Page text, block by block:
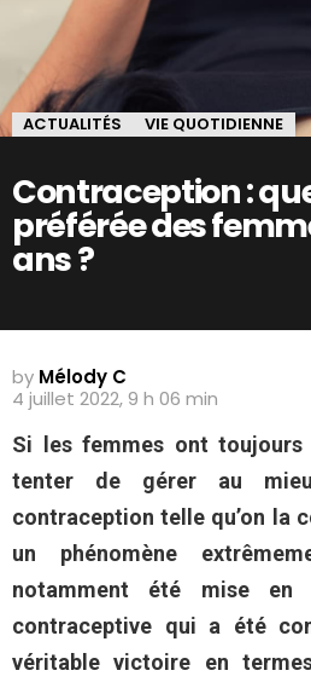
ACTUALITÉS VIE QUOTIDIENNE
Contraception :
préférée des
ans ?
by Mélody C
4 juillet 2022, 9 h 06 min
Si les femmes ont toujours
tenter de gérer au
contraception telle qu’on la
un phénomène
notamment été mise
contraceptive qui a été
véritable victoire en